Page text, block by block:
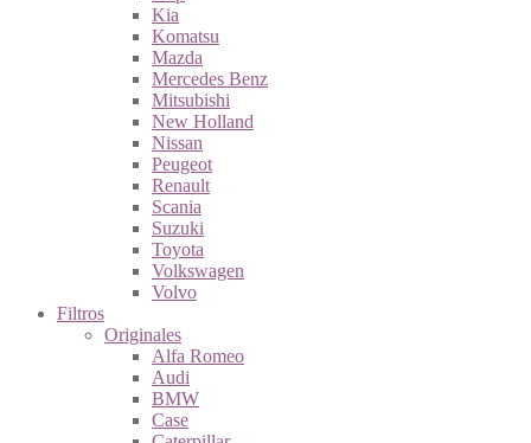
Kia
Komatsu
Mazda
Mercedes Benz
Mitsubishi
New Holland
Nissan
Peugeot
Renault
Scania
Suzuki
Toyota
Volkswagen
Volvo
Filtros
Originales
Alfa Romeo
Audi
BMW
Case